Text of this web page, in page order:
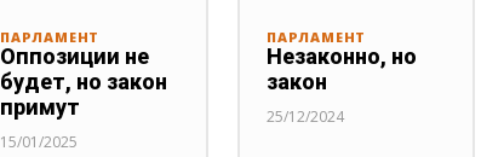
ПАРЛАМЕНТ
Оппозиции не
будет, но закон
примут
15/01/2025
ПАРЛАМЕНТ
Незаконно, но
закон
25/12/2024